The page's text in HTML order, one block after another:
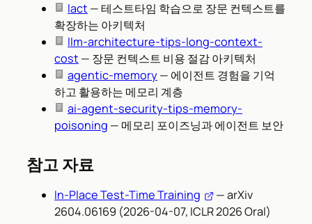
lact — 테스트타임 학습으로 장문 컨텍스트를
확장하는 아키텍처
llm-architecture-tips-long-context-
cost — 장문 컨텍스트 비용 절감 아키텍처
agentic-memory— 에이전트 경험을 기억
하고 활용하는 메모리 계층
ai-agent-security-tips-memory-
poisoning — 메모리 포이즈닝과 에이전트 보안
참고 자료
In-Place Test-Time Training
— arXiv
2604.06169 (2026-04-07, ICLR 2026 Oral)